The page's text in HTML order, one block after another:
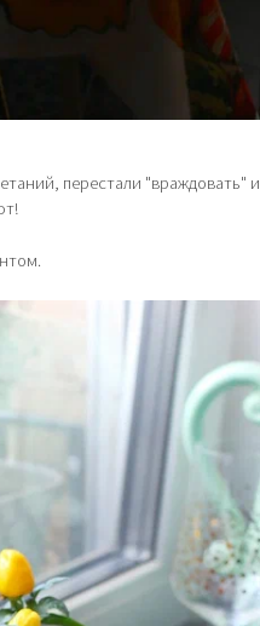
перестали "враждовать" и